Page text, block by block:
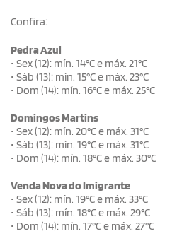
Confira:
Pedra Azul
• Sex (12): mín. 14°C e máx. 21°C
• Sáb (13): mín. 15°C e máx. 23°C
• Dom (14): mín. 16°C e máx. 25°C
Domingos Martins
• Sex (12): mín. 20°C e máx. 31°C
• Sáb (13): mín. 19°C e máx. 31°C
• Dom (14): mín. 18°C e máx. 30°C
Venda Nova do Imigrante
• Sex (12): mín. 19°C e máx. 33°C
• Sáb (13): mín. 18°C e máx. 29°C
• Dom (14): mín. 17°C e máx. 27°C